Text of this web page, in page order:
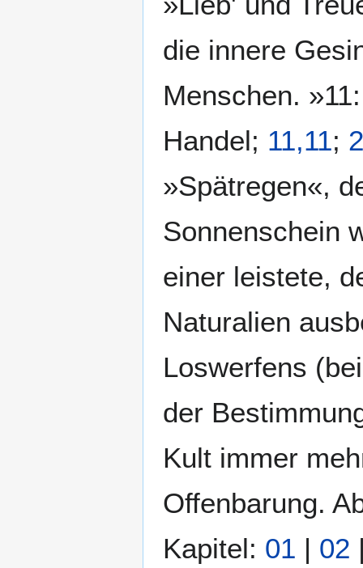
die innere
Menschen.
Handel; 11,11;
»Spätregen«,
Sonnenschein
einer leistete,
Naturalien
Loswerfens
der
Kult immer
Offenbarung.
Kapitel: 01 | 02